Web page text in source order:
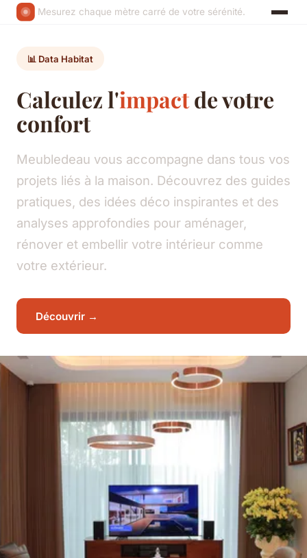
Mesurez chaque mètre carré de votre sérénité.
📊 Data Habitat
Calculez l'impactde votre
confort
Meubledeau vous accompagne dans tous vos
projets liés à la maison. Découvrez des guides
pratiques, des idées déco inspirantes et des
analyses approfondies pour aménager,
rénover et embellir votre intérieur comme
votre extérieur.
Découvrir →